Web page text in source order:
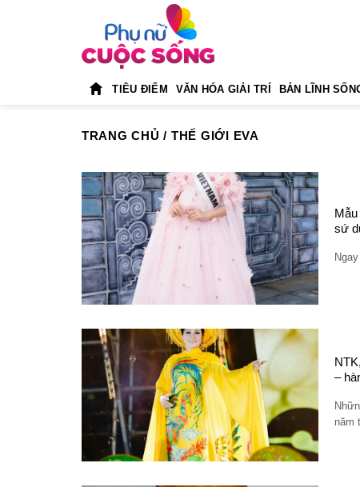
TIÊU ĐIỂM VĂN HÓA GIẢI TRÍ BẢN LĨNH
TRANG CHỦ / THẾ GIỚI EVA
sứ
–
năm